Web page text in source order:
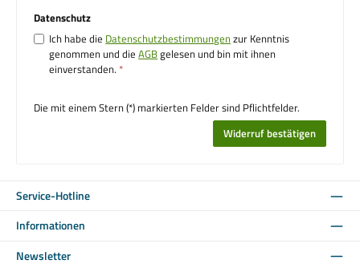
Datenschutz
Ich habe die Datenschutzbestimmungenzur Kenntnis
genommen und dieAGBgelesen und bin mit ihnen
einverstanden. *
Die mit einem Stern (*) markierten Felder sind Pflichtfelder.
Widerruf bestätigen
Service-Hotline
Informationen
Newsletter